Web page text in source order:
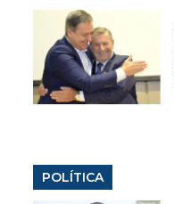
POLÍTICA